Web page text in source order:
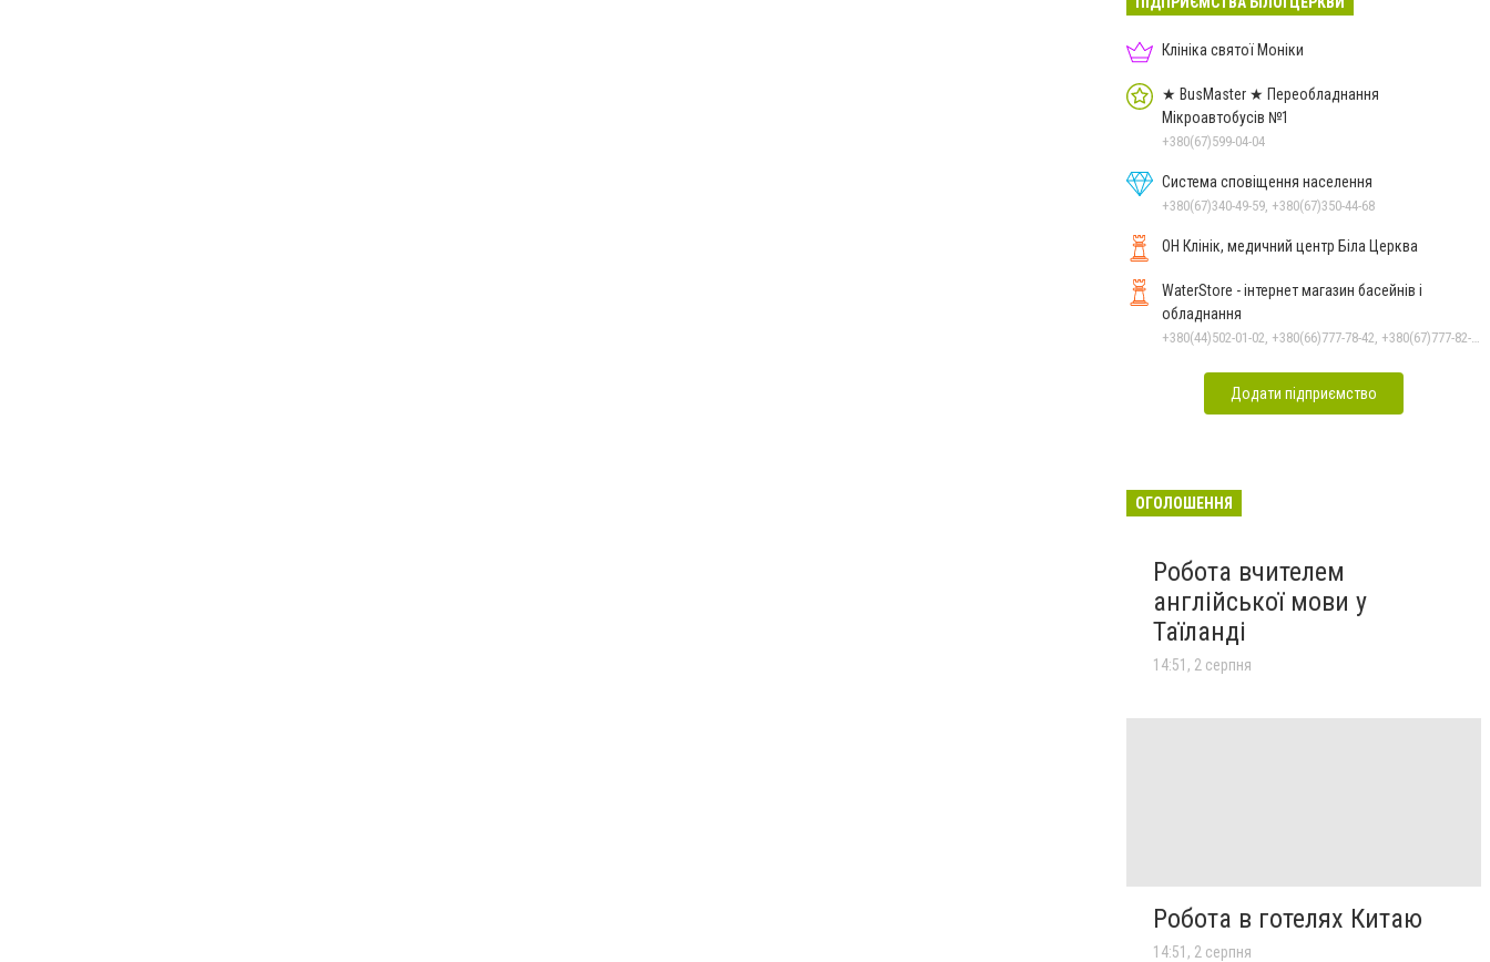
Клініка святої Моніки
★ BusMaster ★ Переобладнання
Мікроавтобусів №1
+380(67)599-04-04
Система сповіщення населення
+380(67)340-49-59, +380(67)350-44-68
ОН Клінік, медичний центр Біла Церква
WaterStore - інтернет магазин басейнів і
обладнання
Додати підприємство
ОГОЛОШЕННЯ
Робота вчителем
англійської мови у
Таїланді
14:51, 2 серпня
Робота в готелях Китаю
14:51, 2 серпня